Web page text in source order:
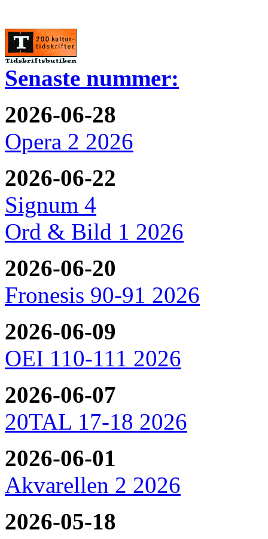
Senaste nummer:
2026-06-28
Opera 2 2026
2026-06-22
Signum 4
Ord & Bild 1 2026
2026-06-20
Fronesis 90-91 2026
2026-06-09
OEI 110-111 2026
2026-06-07
20TAL 17-18 2026
2026-06-01
Akvarellen 2 2026
2026-05-18